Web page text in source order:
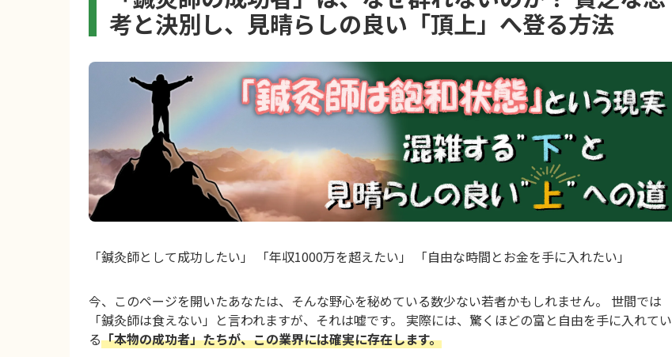
考と決別し、見晴らしの良い「頂上」へ登る方法
「鍼灸師として成功したい」 「年収1000万を超えたい」 「自由な時間とお金を手に入れたい」
今、このページを開いたあなたは、そんな野心を秘めている数少ない若者かもしれません。 世間では
「鍼灸師は食えない」と言われますが、それは嘘です。 実際には、驚くほどの富と自由を手に入れてい
る「本物の成功者」たちが、この業界には確実に存在します。